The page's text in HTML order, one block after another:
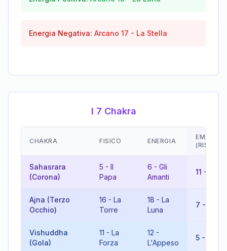
Energia Negativa: Arcano 17 - La Stella
I 7 Chakra
CHAKRA FISICO ENERGIA
Sahasrara
(Corona)
5 - Il
Papa
6 - Gli
Amanti
11 -
Ajna (Terzo
Occhio)
16 - La
Torre
18 - La
Luna
7 -
Vishuddha
(Gola)
11 - La
Forza
12 -
L'Appeso
5 -